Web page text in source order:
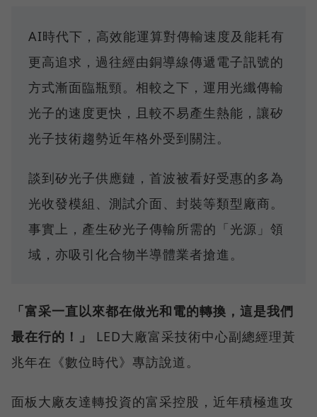
AI時代下，高效能運算對傳輸速度及能耗有
更高追求，過往經由銅導線傳遞電子訊號的
方式漸面臨瓶頸。相較之下，運用光纖傳輸
光子的速度更快，且較不易產生熱能，讓矽
光子技術趨勢近年格外受到關注。
談到矽光子供應鏈，首波被看好受惠的多為
光收發模組、測試介面、封裝等類型廠商。
事實上，產生矽光子傳輸所需的「光源」領
域，亦吸引化合物半導體業者搶進。
「富采一直以來都在做光和電的轉換，這是我們
最在行的！」
LED大廠富采技術中心副總經理黃
兆年在《數位時代》專訪說道。
面板大廠友達轉投資的富采控股，近年積極進攻